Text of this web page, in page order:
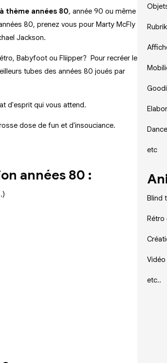
thème années 80, année 90 ou même
80, prenez vous pour Marty McFly
Jackson.
Babyfoot ou Fliipper? Pour recréer le
tubes des années 80 joués par
d'esprit qui vous attend.
dose de fun et d'insouciance.
années 80 :
etc
Blind
Rétro
etc..